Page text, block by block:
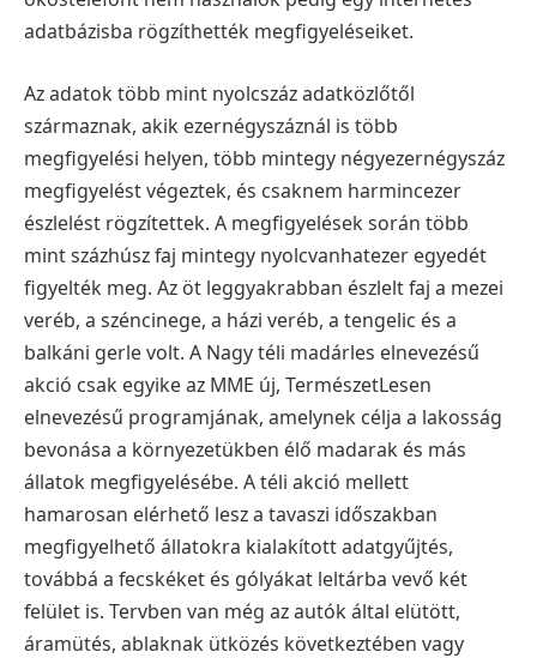
adatbázisba rögzíthették megfigyeléseiket.
Az adatok több mint nyolcszáz adatközlőtől
származnak, akik ezernégyszáznál is több
megfigyelési helyen, több mintegy négyezernégyszáz
megfigyelést végeztek, és csaknem harmincezer
észlelést rögzítettek. A megfigyelések során több
mint százhúsz faj mintegy nyolcvanhatezer egyedét
figyelték meg. Az öt leggyakrabban észlelt faj a mezei
veréb, a széncinege, a házi veréb, a tengelic és a
balkáni gerle volt. A Nagy téli madárles elnevezésű
akció csak egyike az MME új, TermészetLesen
elnevezésű programjának, amelynek célja a lakosság
bevonása a környezetükben élő madarak és más
állatok megfigyelésébe. A téli akció mellett
hamarosan elérhető lesz a tavaszi időszakban
megfigyelhető állatokra kialakított adatgyűjtés,
továbbá a fecskéket és gólyákat leltárba vevő két
felület is. Tervben van még az autók által elütött,
áramütés, ablaknak ütközés következtében vagy